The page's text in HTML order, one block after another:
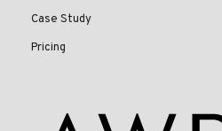
Case Study
Pricing